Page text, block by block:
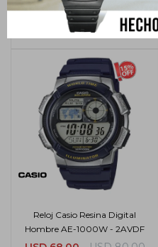
W-218HC - 8AVDF
51,00 USD 60,00
Reloj Casio Resina Digital
Hombre AE-1000W - 2AVDF